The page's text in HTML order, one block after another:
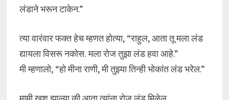
लंडाने भरून टाकेन.”
त्या वारंवार फक्त हेच म्हणत होत्या, “राहुल, आता तू मला लंड
द्यायला विसरू नकोस. मला रोज तुझा लंड हवा आहे.”
मी म्हणालो, “हो मीना राणी, मी तुझ्या तिन्ही भोकांत लंड भरेल.”